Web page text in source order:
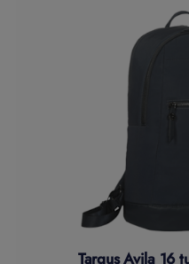
Targus Avila 16